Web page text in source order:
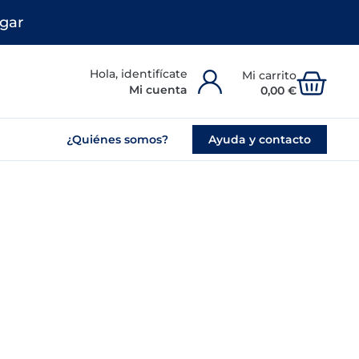
Mi cuenta 0,00 €
¿Quiénes somos? Ayuda y contacto